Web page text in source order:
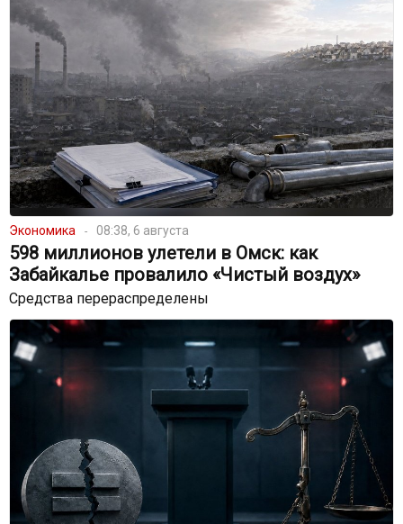
Экономика 08:38, 6 августа
598 миллионов улетели в Омск: как
Забайкалье провалило «Чистый воздух»
Средства перераспределены